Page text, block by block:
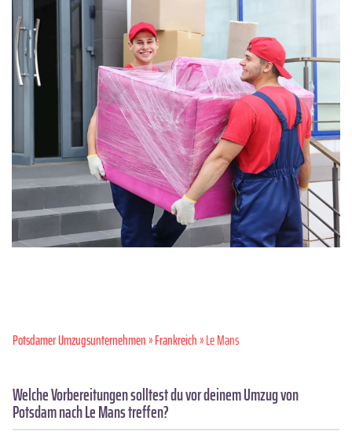
Potsdamer Umzugsunternehmen»Frankreich» Le Mans
Welche Vorbereitungen solltest du vor deinem Umzug von
Potsdam nach Le Mans treffen?